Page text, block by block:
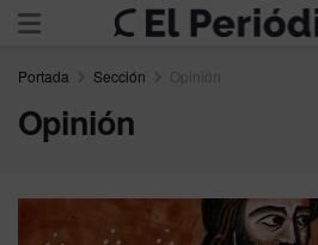
Portada Sección Opinión
Opinión